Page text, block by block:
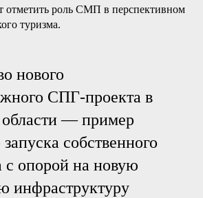
Арктики и развития арктического
последствий для природы Арктики —
самовосстановления арктических
загрязнений (как
бытовых), ликвидировать которые в
и дорого. Задачу очистки
от мусора во многих случаях
с задействованием СМП и
в полярные моря.